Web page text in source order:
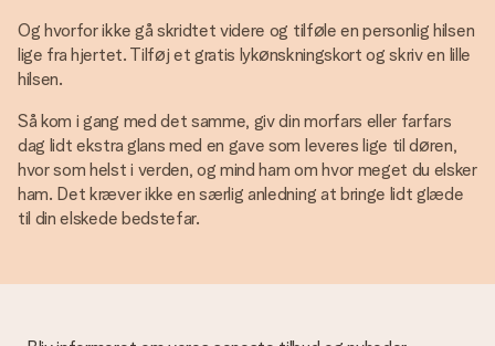
Og hvorfor ikke gå skridtet videre og tilføle en personlig hilsen
lige fra hjertet. Tilføj et gratis lykønskningskort og skriv en lille
hilsen.
Så kom i gang med det samme, giv din morfars eller farfars
dag lidt ekstra glans med en gave som leveres lige til døren,
hvor som helst i verden, og mind ham om hvor meget du elsker
ham. Det kræver ikke en særlig anledning at bringe lidt glæde
til din elskede bedstefar.